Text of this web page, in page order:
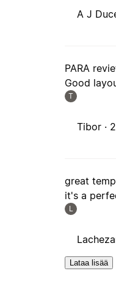
A J
PARA
Good
T
Tibor ·
great
it's a
L
Lataa lisää